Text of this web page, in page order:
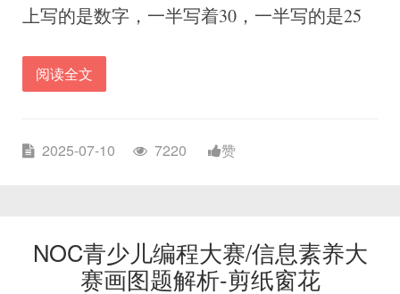
上写的是数字，一半写着30，一半写的是25
阅读全文
2025-07-10 7220 赞
NOC青少儿编程大赛/信息素养大
赛画图题解析-剪纸窗花